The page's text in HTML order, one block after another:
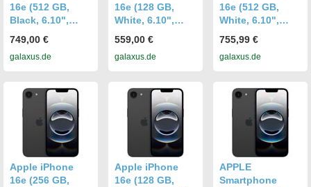
16e (512 GB,
Black, 6.10",
Smartphone,
Schwarz
749,00 €
galaxus.de
16e (128 GB,
White, 6.10",
Smartphone,
Weiss
559,00 €
galaxus.de
16e (512 GB,
White, 6.10",
Smartphone,
Weiss
755,99 €
galaxus.de
Apple iPhone
16e (256 GB,
Apple iPhone
16e (128 GB,
APPLE
Smartphone